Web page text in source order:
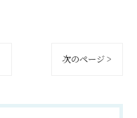
次のページ >